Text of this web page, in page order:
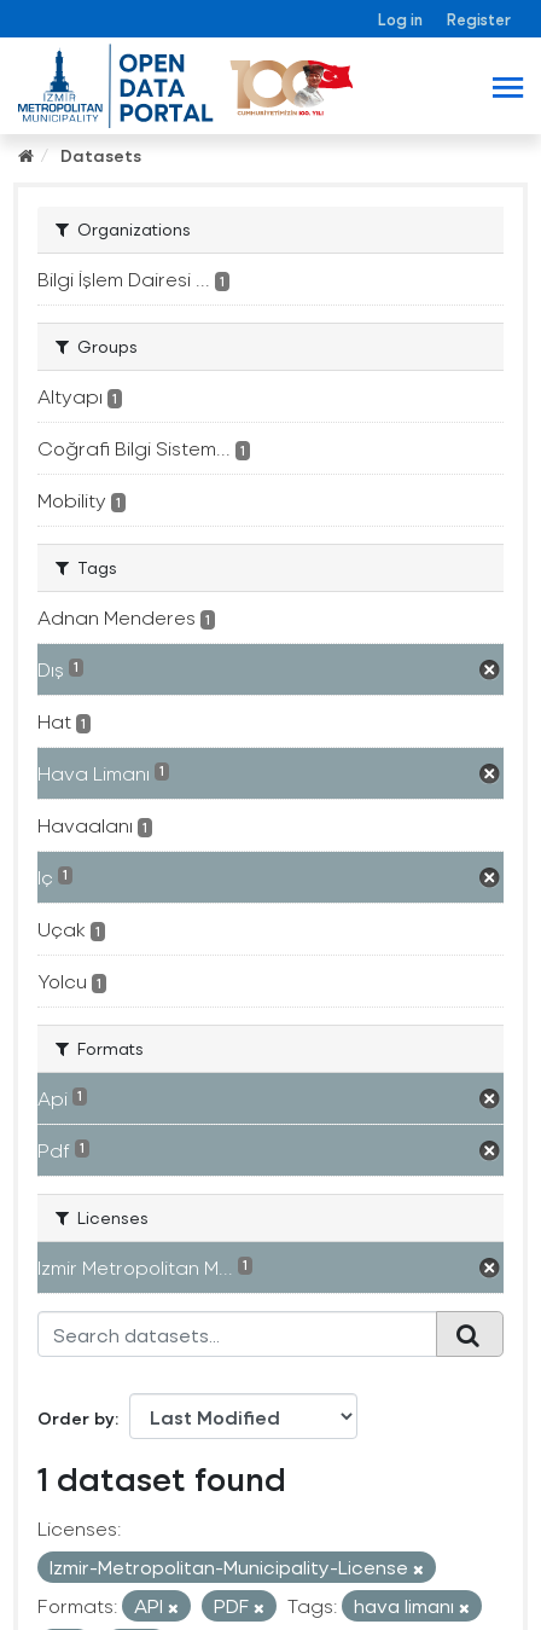
Log in Register
Datasets
Organizations
Bilgi İşlem Dairesi ... 1
Groups
Altyapı 1
Coğrafi Bilgi Sistem... 1
Mobility 1
Tags
Adnan Menderes 1
Dış 1
Hat 1
Hava Limanı 1
Havaalanı 1
Iç 1
Uçak 1
Yolcu 1
Formats
Api 1
Pdf 1
Licenses
Izmir Metropolitan M... 1
Order by
1 dataset found
Licenses:
Izmir-Metropolitan-Municipality-License
Formats:
API PDF Tags:
hava limanı